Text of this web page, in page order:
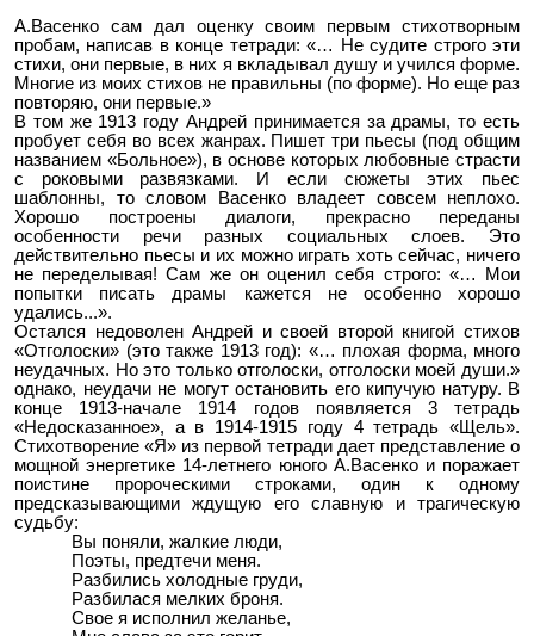
А.Васенко сам дал оценку своим первым стихотворным
пробам, написав в конце тетради: «… Не судите строго эти
стихи, они первые, в них я вкладывал душу и учился форме.
Многие из моих стихов не правильны (по форме). Но еще раз
повторяю, они первые.»
В том же 1913 году Андрей принимается за драмы, то есть
пробует себя во всех жанрах. Пишет три пьесы (под общим
названием «Больное»), в основе которых любовные страсти
с роковыми развязками. И если сюжеты этих пьес
шаблонны, то словом Васенко владеет совсем неплохо.
Хорошо построены диалоги, прекрасно переданы
особенности речи разных социальных слоев. Это
действительно пьесы и их можно играть хоть сейчас, ничего
не переделывая! Сам же он оценил себя строго: «… Мои
попытки писать драмы кажется не особенно хорошо
удались...».
Остался недоволен Андрей и своей второй книгой стихов
«Отголоски» (это также 1913 год): «… плохая форма, много
неудачных. Но это только отголоски, отголоски моей души.»
однако, неудачи не могут остановить его кипучую натуру. В
конце 1913-начале 1914 годов появляется 3 тетрадь
«Недосказанное», а в 1914-1915 году 4 тетрадь «Щель».
Стихотворение «Я» из первой тетради дает представление о
мощной энергетике 14-летнего юного А.Васенко и поражает
поистине пророческими строками, один к одному
предсказывающими ждущую его славную и трагическую
судьбу:
Вы поняли, жалкие люди,
Поэты, предтечи меня.
Разбились холодные груди,
Разбилася мелких броня.
Свое я исполнил желанье,